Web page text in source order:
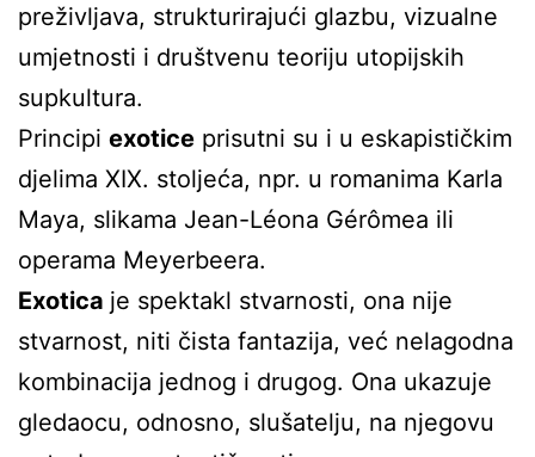
preživljava, strukturirajući glazbu, vizualne
umjetnosti i društvenu teoriju utopijskih
supkultura.
Principi exotice prisutni su i u eskapističkim
djelima XIX. stoljeća, npr. u romanima Karla
Maya, slikama Jean-Léona Gérômea ili
operama Meyerbeera.
Exotica je spektakl stvarnosti, ona nije
stvarnost, niti čista fantazija, već nelagodna
kombinacija jednog i drugog. Ona ukazuje
gledaocu, odnosno, slušatelju, na njegovu